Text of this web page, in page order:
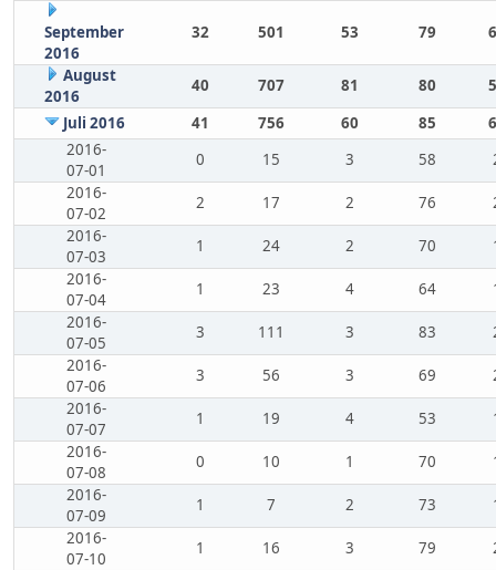
September
2016
32 501 53 79
August
2016
40 707 81 80
Juli 2016
41 756 60 85
2016-
07-01
0 15 3 58
2016-
07-02
2 17 2 76
2016-
07-03
1 24 2 70
2016-
07-04
1 23 4 64
2016-
07-05
3 111 3 83
2016-
07-06
3 56 3 69
2016-
07-07
1 19 4 53
2016-
07-08
0 10 1 70
2016-
07-09
1 7 2 73
2016-
07-10
1 16 3 79